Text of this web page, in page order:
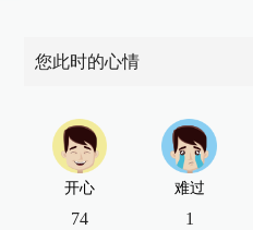
您此时的心情
开心
74
难过
1